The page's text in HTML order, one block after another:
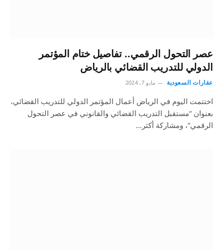
عصر التحول الرقمي.. تفاصيل ختام المؤتمر
الدولي للتدريب القضائي بالرياض
عقارات السعودية مايو 7, 2024
اختتمت اليوم في الرياض أعمال المؤتمر الدولي للتدريب القضائي،
بعنوان “مستقبل التدريب القضائي والقانوني في عصر التحول
الرقمي”، ومشاركة أكثر…